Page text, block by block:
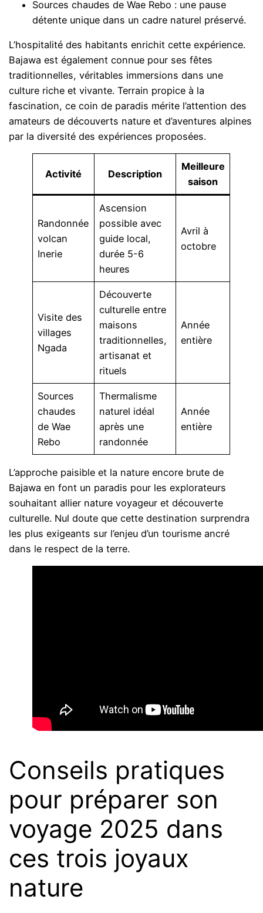
Sources chaudes de Wae Rebo : une pause
détente unique dans un cadre naturel préservé.
L’hospitalité des habitants enrichit cette expérience.
Bajawa est également connue pour ses fêtes
traditionnelles, véritables immersions dans une
culture riche et vivante. Terrain propice à la
fascination, ce coin de paradis mérite l’attention des
amateurs de découverts nature et d’aventures alpines
par la diversité des expériences proposées.
Activité Description
Meilleure
saison
Randonnée
volcan
Inerie
Ascension
possible avec
guide local,
durée 5-6
heures
Avril à
octobre
Visite des
villages
Ngada
Découverte
culturelle entre
maisons
traditionnelles,
artisanat et
rituels
Année
entière
Sources
chaudes
de Wae
Rebo
Thermalisme
naturel idéal
après une
randonnée
Année
entière
L’approche paisible et la nature encore brute de
Bajawa en font un paradis pour les explorateurs
souhaitant allier nature voyageur et découverte
culturelle. Nul doute que cette destination surprendra
les plus exigeants sur l’enjeu d’un tourisme ancré
dans le respect de la terre.
Conseils pratiques
pour préparer son
voyage 2025 dans
ces trois joyaux
nature